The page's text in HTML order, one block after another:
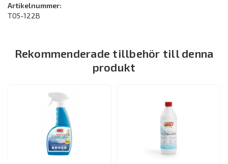
Artikelnummer:
T05-122B
Rekommenderade tillbehör till denna
produkt